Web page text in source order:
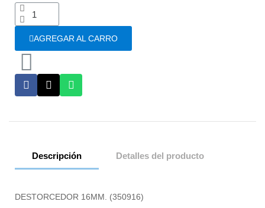
AGREGAR AL CARRO
Descripción Detalles del producto
DESTORCEDOR 16MM. (350916)